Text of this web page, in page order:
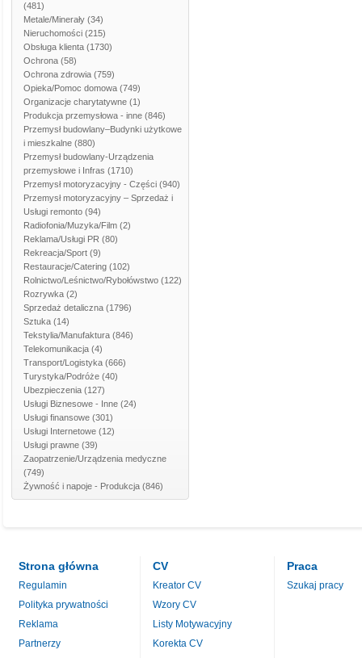
(481)
Metale/Minerały (34)
Nieruchomości (215)
Obsługa klienta (1730)
Ochrona (58)
Ochrona zdrowia (759)
Opieka/Pomoc domowa (749)
Organizacje charytatywne (1)
Produkcja przemysłowa - inne (846)
Przemysł budowlany–Budynki użytkowe
i mieszkalne (880)
Przemysł budowlany-Urządzenia
przemysłowe i Infras (1710)
Przemysł motoryzacyjny - Części (940)
Przemysł motoryzacyjny – Sprzedaż i
Usługi remonto (94)
Radiofonia/Muzyka/Film (2)
Reklama/Usługi PR (80)
Rekreacja/Sport (9)
Restauracje/Catering (102)
Rolnictwo/Leśnictwo/Rybołówstwo (122)
Rozrywka (2)
Sprzedaż detaliczna (1796)
Sztuka (14)
Tekstylia/Manufaktura (846)
Telekomunikacja (4)
Transport/Logistyka (666)
Turystyka/Podróże (40)
Ubezpieczenia (127)
Usługi Biznesowe - Inne (24)
Usługi finansowe (301)
Usługi Internetowe (12)
Usługi prawne (39)
Zaopatrzenie/Urządzenia medyczne
(749)
Żywność i napoje - Produkcja (846)
Strona główna
Regulamin
Polityka prywatności
Reklama
Partnerzy
CV
Kreator CV
Wzory CV
Listy Motywacyjny
Korekta CV
Praca
Szukaj pracy